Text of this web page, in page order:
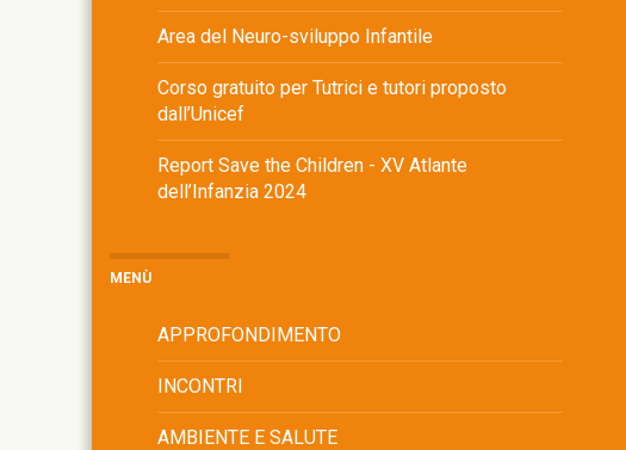
Area del Neuro-sviluppo Infantile
Corso gratuito per Tutrici e tutori proposto
dall’Unicef
Report Save the Children - XV Atlante
dell’Infanzia 2024
MENÙ
APPROFONDIMENTO
INCONTRI
AMBIENTE E SALUTE